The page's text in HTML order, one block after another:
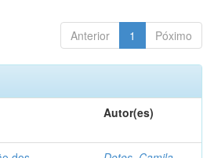
Anterior 1 Póximo
Autor(es)